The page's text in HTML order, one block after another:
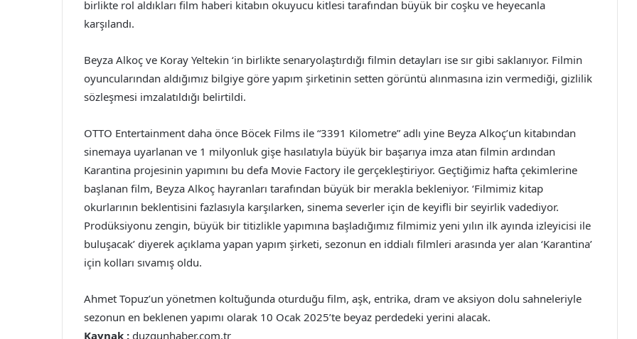
birlikte rol aldıkları film haberi kitabın okuyucu kitlesi tarafından büyük bir coşku ve heyecanla
karşılandı.
Beyza Alkoç ve Koray Yeltekin ‘in birlikte senaryolaştırdığı filmin detayları ise sır gibi saklanıyor. Filmin
oyuncularından aldığımız bilgiye göre yapım şirketinin setten görüntü alınmasına izin vermediği, gizlilik
sözleşmesi imzalatıldığı belirtildi.
OTTO Entertainment daha önce Böcek Films ile “3391 Kilometre” adlı yine Beyza Alkoç’un kitabından
sinemaya uyarlanan ve 1 milyonluk gişe hasılatıyla büyük bir başarıya imza atan filmin ardından
Karantina projesinin yapımını bu defa Movie Factory ile gerçekleştiriyor. Geçtiğimiz hafta çekimlerine
başlanan film, Beyza Alkoç hayranları tarafından büyük bir merakla bekleniyor. ‘Filmimiz kitap
okurlarının beklentisini fazlasıyla karşılarken, sinema severler için de keyifli bir seyirlik vadediyor.
Prodüksiyonu zengin, büyük bir titizlikle yapımına başladığımız filmimiz yeni yılın ilk ayında izleyicisi ile
buluşacak’ diyerek açıklama yapan yapım şirketi, sezonun en iddialı filmleri arasında yer alan ‘Karantina’
için kolları sıvamış oldu.
Ahmet Topuz’un yönetmen koltuğunda oturduğu film, aşk, entrika, dram ve aksiyon dolu sahneleriyle
sezonun en beklenen yapımı olarak 10 Ocak 2025’te beyaz perdedeki yerini alacak.
Kaynak : duzgunhaber.com.tr